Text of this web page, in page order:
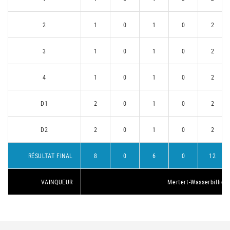
2 1 0 1 0 2
3 1 0 1 0 2
4 1 0 1 0 2
D1 2 0 1 0 2
D2 2 0 1 0 2
RÉSULTAT FINAL 8 0 6 0 12
VAINQUEUR Mertert-Wasserbillig 1